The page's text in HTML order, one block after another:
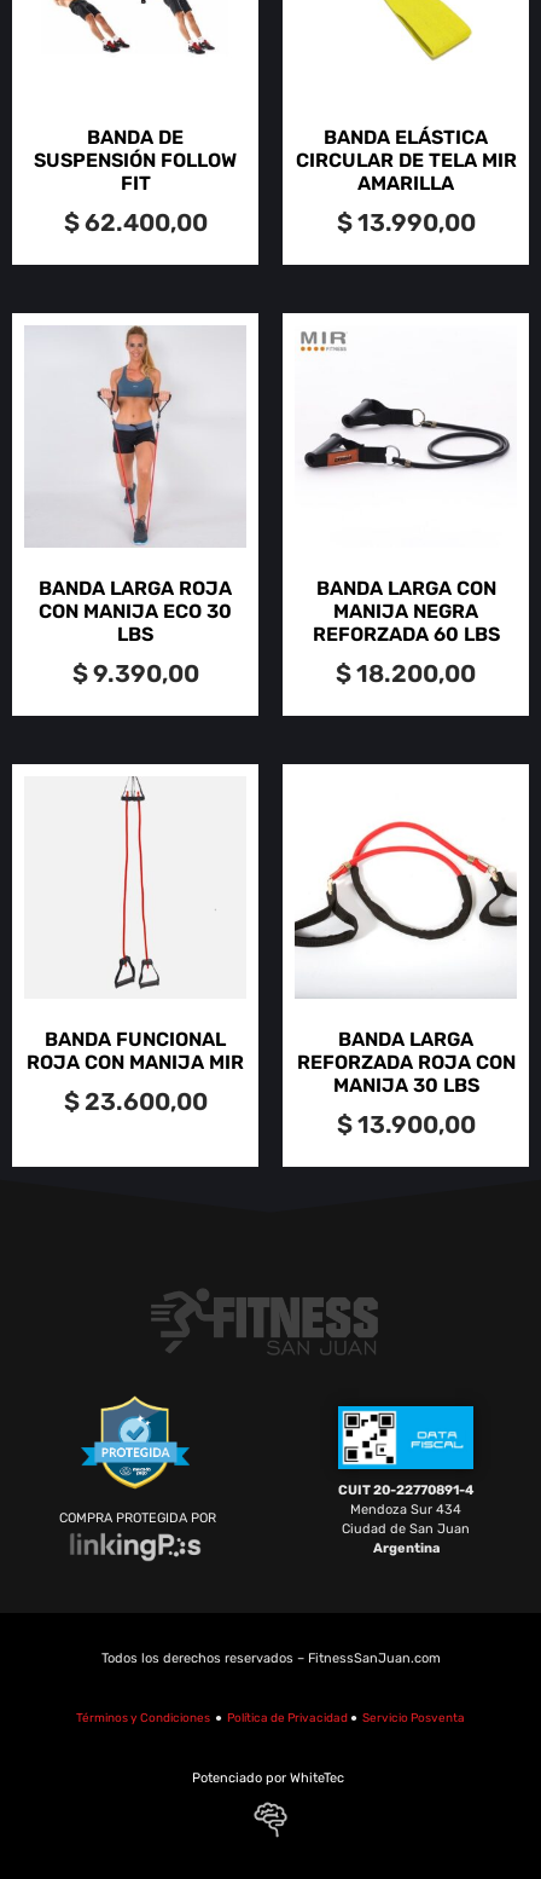
BANDA DE
SUSPENSIÓN FOLLOW
FIT
$62.400,00
BANDA ELÁSTICA
CIRCULAR DE TELA MIR
AMARILLA
$13.990,00
BANDA LARGA ROJA
CON MANIJA ECO 30
LBS
$9.390,00
BANDA LARGA CON
MANIJA NEGRA
REFORZADA 60 LBS
$18.200,00
BANDA FUNCIONAL
ROJA CON MANIJA MIR
$23.600,00
BANDA LARGA
REFORZADA ROJA CON
MANIJA 30 LBS
$13.900,00
COMPRA PROTEGIDA POR
CUIT 20-22770891-4
Mendoza Sur 434
Ciudad de San Juan
Argentina
Todos los derechos reservados – FitnessSanJuan.com
Términos y Condiciones ● Política de Privacidad ● Servicio Posventa
Potenciado por WhiteTec